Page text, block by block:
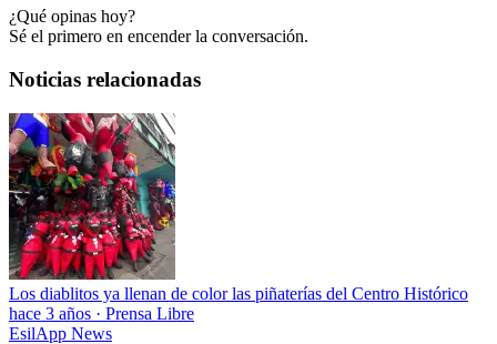
¿Qué opinas hoy?
Sé el primero en encender la conversación.
Noticias relacionadas
Los diablitos ya llenan de color las piñaterías del Centro Histórico
hace 3 años · Prensa Libre
EsilApp News